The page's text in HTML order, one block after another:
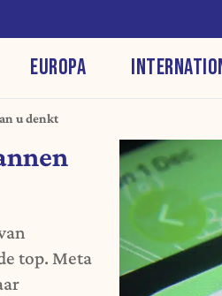
EUROPA
u denkt
top. Meta